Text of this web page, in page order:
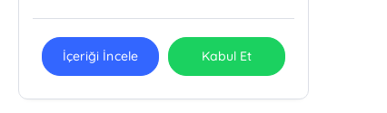
İçeriği İncele Kabul Et